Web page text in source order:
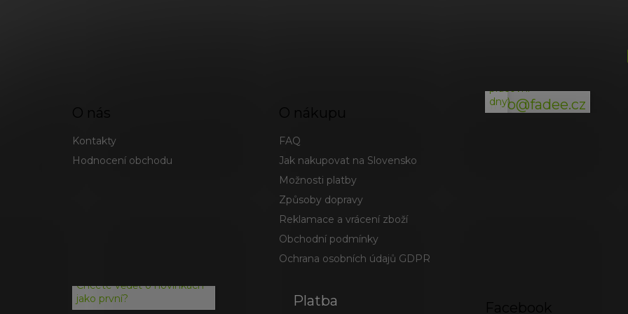
O nás
Kontakty
Hodnocení obchodu
FAQ
Jak nakupovat na Slovensko
Možnosti platby
Způsoby dopravy
Reklamace a vrácení zboží
Obchodní podmínky
Ochrana osobních údajů GDPR
info@fadee.cz
pracovní
dny)
Chcete vědět o novinkách
jako první?
Platba